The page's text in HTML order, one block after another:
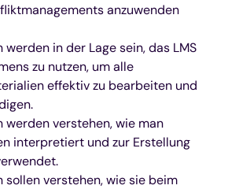
anzuwenden
werden in der Lage sein, das LMS
zu nutzen, um alle
effektiv zu bearbeiten und
werden verstehen, wie man
interpretiert und zur Erstellung
sollen verstehen, wie sie beim